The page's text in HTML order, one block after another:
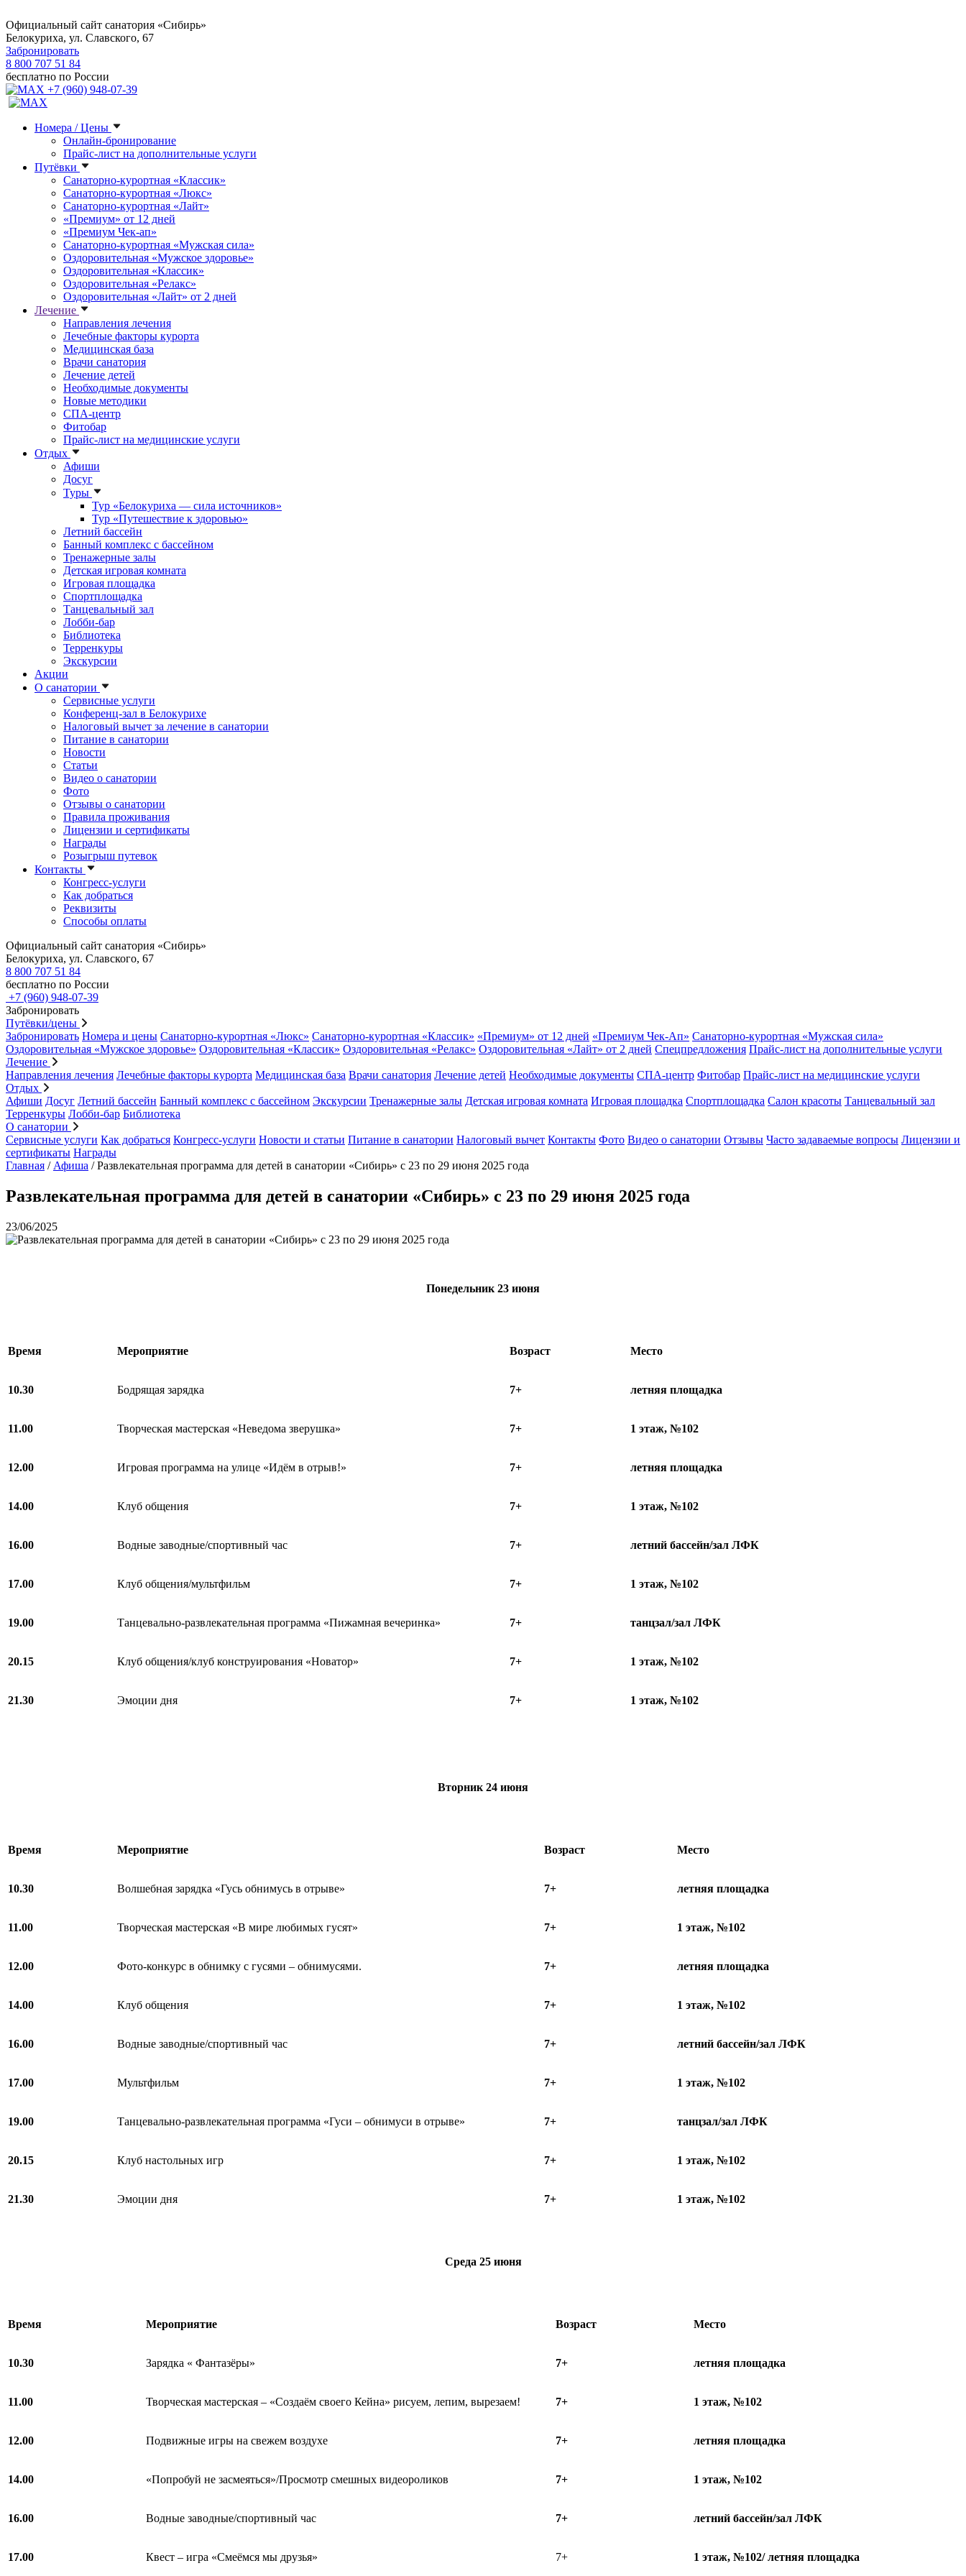
Официальный сайт санатория «Сибирь»
Белокуриха, ул. Славского, 67
Забронировать
8 800 707 51 84
бесплатно по России
+7 (960) 948-07-39
Номера / Цены
Онлайн-бронирование
Прайс-лист на дополнительные услуги
Путёвки
Санаторно-курортная «Классик»
Санаторно-курортная «Люкс»
Санаторно-курортная «Лайт»
«Премиум» от 12 дней
«Премиум Чек-ап»
Санаторно-курортная «Мужская сила»
Оздоровительная «Мужское здоровье»
Оздоровительная «Классик»
Оздоровительная «Релакс»
Оздоровительная «Лайт» от 2 дней
Лечение
Направления лечения
Лечебные факторы курорта
Медицинская база
Врачи санатория
Лечение детей
Необходимые документы
Новые методики
СПА-центр
Фитобар
Прайс-лист на медицинские услуги
Отдых
Афиши
Досуг
Туры
Тур «Белокуриха — сила источников»
Тур «Путешествие к здоровью»
Летний бассейн
Банный комплекс с бассейном
Тренажерные залы
Детская игровая комната
Игровая площадка
Спортплощадка
Танцевальный зал
Лобби-бар
Библиотека
Терренкуры
Экскурсии
Акции
О санатории
Сервисные услуги
Конференц-зал в Белокурихе
Налоговый вычет за лечение в санатории
Питание в санатории
Новости
Статьи
Видео о санатории
Фото
Отзывы о санатории
Правила проживания
Лицензии и сертификаты
Награды
Розыгрыш путевок
Контакты
Конгресс-услуги
Как добраться
Реквизиты
Способы оплаты
Официальный сайт санатория «Сибирь»
Белокуриха, ул. Славского, 67
8 800 707 51 84
бесплатно по России
+7 (960) 948-07-39
Забронировать
Путёвки/цены
Забронировать Номера и цены Санаторно-курортная «Люкс» Санаторно-курортная «Классик» «Премиум» от 12 дней «Премиум Чек-Ап» Санаторно-курортная «Мужская сила»
Оздоровительная «Мужское здоровье» Оздоровительная «Классик» Оздоровительная «Релакс» Оздоровительная «Лайт» от 2 дней Спецпредложения Прайс-лист на дополнительные услуги
Лечение
Направления лечения Лечебные факторы курорта Медицинская база Врачи санатория Лечение детей Необходимые документы СПА-центр Фитобар Прайс-лист на медицинские услуги
Отдых
Афиши Досуг Летний бассейн Банный комплекс с бассейном Экскурсии Тренажерные залы Детская игровая комната Игровая площадка Спортплощадка Салон красоты Танцевальный зал
Терренкуры Лобби-бар Библиотека
О санатории
Сервисные услуги Как добраться Конгресс-услуги Новости и статьи Питание в санатории Налоговый вычет Контакты Фото Видео о санатории Отзывы Часто задаваемые вопросы Лицензии и
сертификаты Награды
Главная / Афиша /Развлекательная программа для детей в санатории «Сибирь» с 23 по 29 июня 2025 года
Развлекательная программа для детей в санатории «Сибирь» с 23 по 29 июня 2025 года
23/06/2025
Понедельник 23 июня
Время Мероприятие Возраст Место
10.30 Бодрящая зарядка 7+ летняя площадка
11.00 Творческая мастерская «Неведома зверушка» 7+ 1 этаж, №102
12.00 Игровая программа на улице «Идём в отрыв!» 7+ летняя площадка
14.00 Клуб общения 7+ 1 этаж, №102
16.00 Водные заводные/спортивный час 7+ летний бассейн/зал ЛФК
17.00 Клуб общения/мультфильм 7+ 1 этаж, №102
19.00 Танцевально-развлекательная программа «Пижамная вечеринка» 7+ танцзал/зал ЛФК
20.15 Клуб общения/клуб конструирования «Новатор» 7+ 1 этаж, №102
21.30 Эмоции дня 7+ 1 этаж, №102
Вторник 24 июня
Время Мероприятие Возраст Место
10.30 Волшебная зарядка «Гусь обнимусь в отрыве» 7+ летняя площадка
11.00 Творческая мастерская «В мире любимых гусят» 7+ 1 этаж, №102
12.00 Фото-конкурс в обнимку с гусями – обнимусями. 7+ летняя площадка
14.00 Клуб общения 7+ 1 этаж, №102
16.00 Водные заводные/спортивный час 7+ летний бассейн/зал ЛФК
17.00 Мультфильм 7+ 1 этаж, №102
19.00 Танцевально-развлекательная программа «Гуси – обнимуси в отрыве» 7+ танцзал/зал ЛФК
20.15 Клуб настольных игр 7+ 1 этаж, №102
21.30 Эмоции дня 7+ 1 этаж, №102
Среда 25 июня
Время Мероприятие Возраст Место
10.30 Зарядка « Фантазёры» 7+ летняя площадка
11.00 Творческая мастерская – «Создаём своего Кейна» рисуем, лепим, вырезаем! 7+ 1 этаж, №102
12.00 Подвижные игры на свежем воздухе 7+ летняя площадка
14.00 «Попробуй не засмеяться»/Просмотр смешных видеороликов 7+ 1 этаж, №102
16.00 Водные заводные/спортивный час 7+ летний бассейн/зал ЛФК
17.00 Квест – игра «Смеёмся мы друзья» 7+ 1 этаж, №102/ летняя площадка